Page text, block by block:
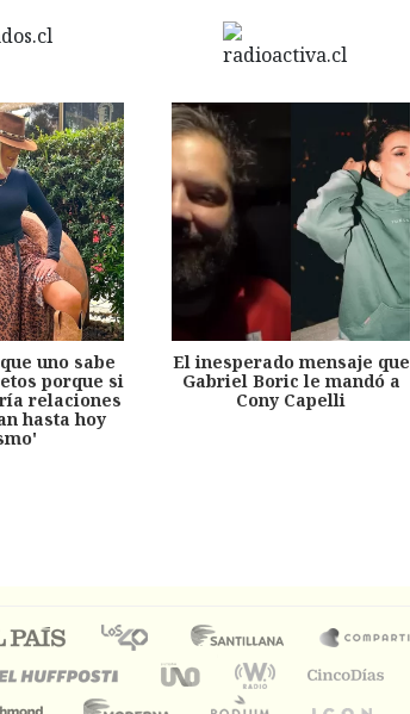
uno sabe
porque si
relaciones
hasta hoy
El inesperado mensaje que
Gabriel Boric le mandó a
Cony Capelli